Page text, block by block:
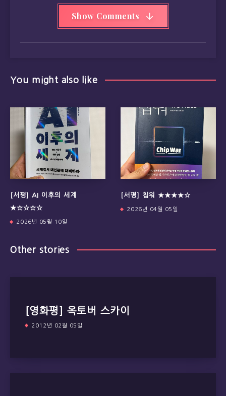
Show Comments
You might also like
[서평] AI 이후의 세계
★☆☆☆☆
2026년 05월 10일
[서평] 칩워 ★★★★☆
2026년 04월 05일
Other stories
[영화평] 옥토버 스카이
2012년 02월 05일